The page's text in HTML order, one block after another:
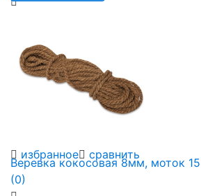
избранное сравнить
Веревка кокосовая 8мм, моток
(0)